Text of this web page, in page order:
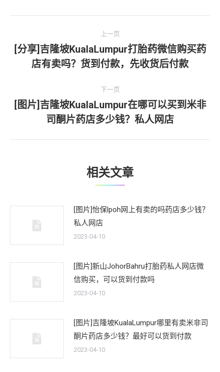
章
上一页
上
一
[分享]吉隆坡KualaLumpur打胎药微信购买药
店有卖吗？货到付款，先收货后付款
下一页
下
一
文
[图片]吉隆坡KualaLumpur在哪可以买到米非
司酮片药店多少钱？私人网店
相关文章
[图片]怡保lpoh网上有卖的吗药店多少钱？
私人网店
2023-04-10
[图片]新山JohorBahru打胎药私人网店微
信购买，可以货到付款吗
2023-04-10
[图片]吉隆坡KualaLumpur哪里有卖米非司
酮片药店多少钱？最好可以货到付款
2023-04-10